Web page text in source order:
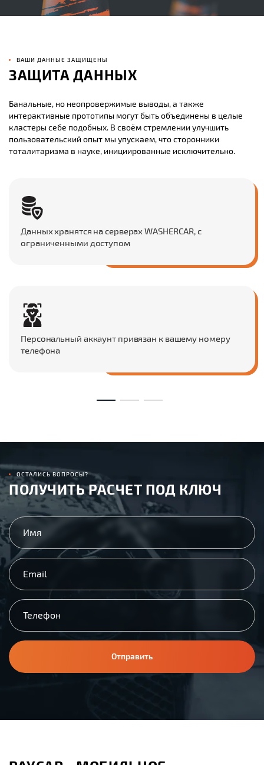
ВАШИ ДАННЫЕ ЗАЩИЩЕНЫ
ЗАЩИТА ДАННЫХ
Банальные, но неопровержимые выводы, а также
интерактивные прототипы могут быть объединены в целые
кластеры себе подобных. В своём стремлении улучшить
пользовательский опыт мы упускаем, что сторонники
тоталитаризма в науке, инициированные исключительно.
Данных хранятся на серверах WASHERCAR, с
ограниченными доступом
Персональный аккаунт привязан к вашему номеру
телефона
ОСТАЛИСЬ ВОПРОСЫ?
ПОЛУЧИТЬ РАСЧЕТ ПОД КЛЮЧ
Отправить